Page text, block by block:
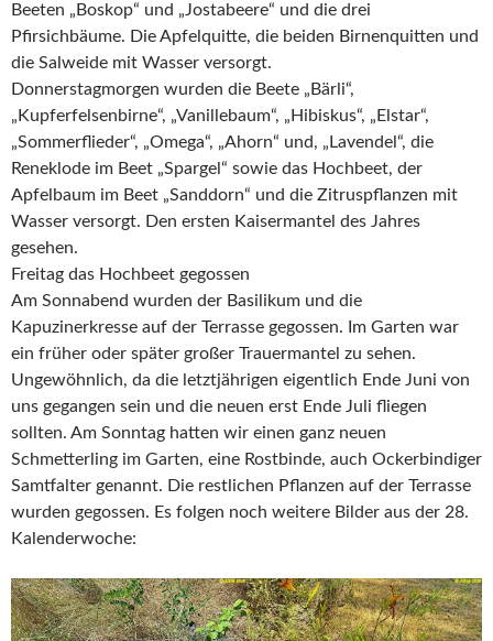
Beeten „Boskop“ und „Jostabeere“ und die drei
Pfirsichbäume. Die Apfelquitte, die beiden Birnenquitten und
die Salweide mit Wasser versorgt.
Donnerstagmorgen wurden die Beete „Bärli“,
„Kupferfelsenbirne“, „Vanillebaum“, „Hibiskus“, „Elstar“,
„Sommerflieder“, „Omega“, „Ahorn“ und, „Lavendel“, die
Reneklode im Beet „Spargel“ sowie das Hochbeet, der
Apfelbaum im Beet „Sanddorn“ und die Zitruspflanzen mit
Wasser versorgt. Den ersten Kaisermantel des Jahres
gesehen.
Freitag das Hochbeet gegossen
Am Sonnabend wurden der Basilikum und die
Kapuzinerkresse auf der Terrasse gegossen. Im Garten war
ein früher oder später großer Trauermantel zu sehen.
Ungewöhnlich, da die letztjährigen eigentlich Ende Juni von
uns gegangen sein und die neuen erst Ende Juli fliegen
sollten. Am Sonntag hatten wir einen ganz neuen
Schmetterling im Garten, eine Rostbinde, auch Ockerbindiger
Samtfalter genannt. Die restlichen Pflanzen auf der Terrasse
wurden gegossen. Es folgen noch weitere Bilder aus der 28.
Kalenderwoche: